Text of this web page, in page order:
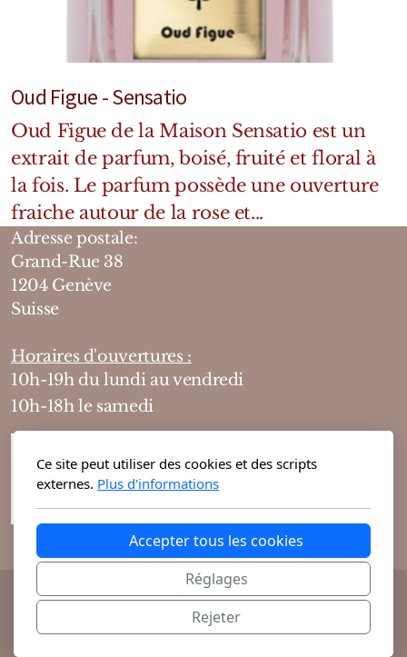
Oud Figue - Sensatio
Oud Figue de la Maison Sensatio est un
extrait de parfum, boisé, fruité et floral à
la fois. Le parfum possède une ouverture
fraiche autour de la rose et...
Adresse postale:
Grand-Rue 38
1204 Genève
Suisse
Horaires d'ouvertures :
10h-19h du lundi au vendredi
10h-18h le samedi
@ 2026 Theodora Haute Parfumerie vous
propose ses parfums de niche et cosmétiques
Ce site peut utiliser des cookies et des scripts
externes. Plus d'informations
Accepter tous les cookies
Réglages
Rejeter